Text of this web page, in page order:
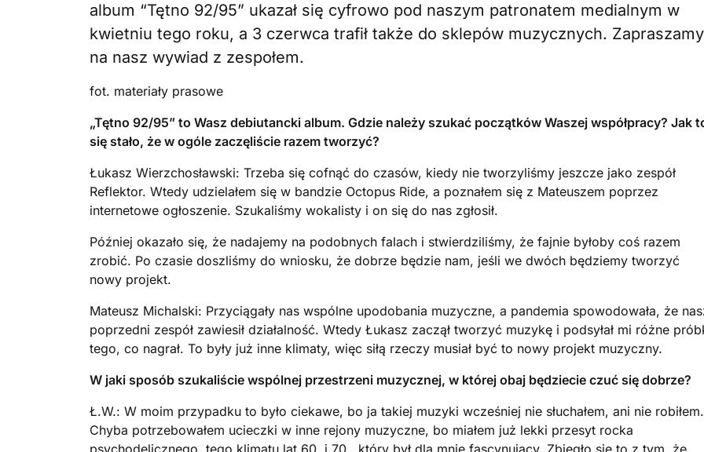
album “Tętno 92/95” ukazał się cyfrowo pod naszym patronatem medialnym w
kwietniu tego roku, a 3 czerwca trafił także do sklepów muzycznych. Zapraszamy
na nasz wywiad z zespołem.
fot. materiały prasowe
„Tętno 92/95” to Wasz debiutancki album. Gdzie należy szukać początków Waszej współpracy? Jak
się stało, że w ogóle zaczęliście razem tworzyć?
Łukasz Wierzchosławski: Trzeba się cofnąć do czasów, kiedy nie tworzyliśmy jeszcze jako zespół
Reflektor. Wtedy udzielałem się w bandzie Octopus Ride, a poznałem się z Mateuszem poprzez
internetowe ogłoszenie. Szukaliśmy wokalisty i on się do nas zgłosił.
Później okazało się, że nadajemy na podobnych falach i stwierdziliśmy, że fajnie byłoby coś razem
zrobić. Po czasie doszliśmy do wniosku, że dobrze będzie nam, jeśli we dwóch będziemy tworzyć
nowy projekt.
Mateusz Michalski: Przyciągały nas wspólne upodobania muzyczne, a pandemia spowodowała, że
poprzedni zespół zawiesił działalność. Wtedy Łukasz zaczął tworzyć muzykę i podsyłał mi różne
tego, co nagrał. To były już inne klimaty, więc siłą rzeczy musiał być to nowy projekt muzyczny.
W jaki sposób szukaliście wspólnej przestrzeni muzycznej, w której obaj będziecie czuć się dobrze?
Ł.W.: W moim przypadku to było ciekawe, bo ja takiej muzyki wcześniej nie słuchałem, ani nie robiłem.
Chyba potrzebowałem ucieczki w inne rejony muzyczne, bo miałem już lekki przesyt rocka
psychodelicznego, tego klimatu lat 60. i 70., który był dla mnie fascynujący. Zbiegło się to z tym, że